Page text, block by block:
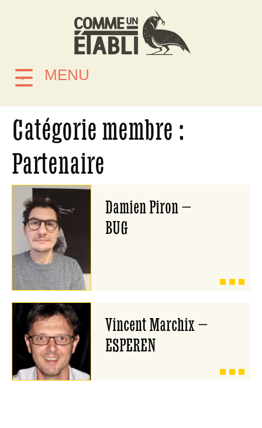
MENU
Catégorie membre :
Partenaire
Damien Piron –
BUG
Vincent Marchix –
ESPEREN